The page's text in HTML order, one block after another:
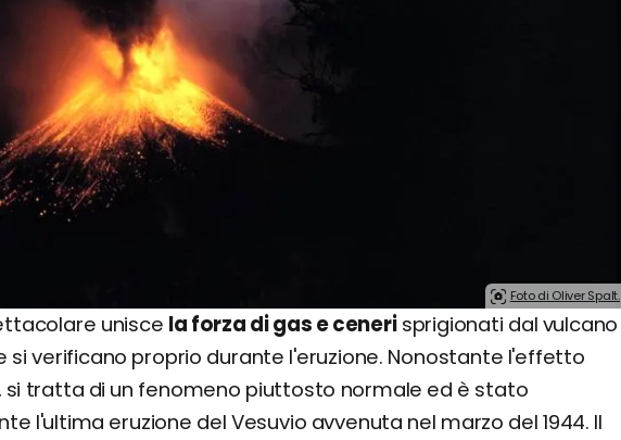
Foto di Oliver Spalt.
unisce la forza di gas e cenerisprigionati dal vulcano
si verificano proprio durante l'eruzione. Nonostante l'effetto
si tratta di un fenomeno piuttosto normale ed è stato
l'ultima eruzione del Vesuvio avvenuta nel marzo del 1944. Il